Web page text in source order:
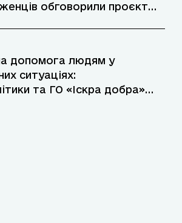
обговорили проєкт
допомога людям у
ситуаціях:
та ГО «Іскра добра»